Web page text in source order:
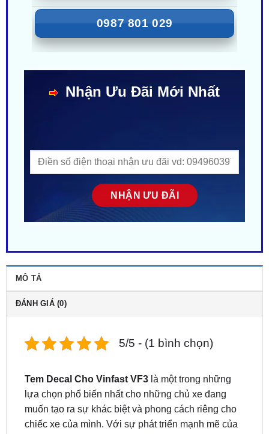
ĐÁNH GIÁ (0)
Tem Decal Cho Vinfast VF3là một trong những
muốn tạo ra sự khác biệt và phong cách riêng cho
chiếc xe của mình. Với sự phát triển mạnh mẽ của
dòng xe Vinfast VF3, việc dán decal không chỉ giúp
bảo vệ bề mặt sơn xe mà còn mang lại vẻ đẹp ấn